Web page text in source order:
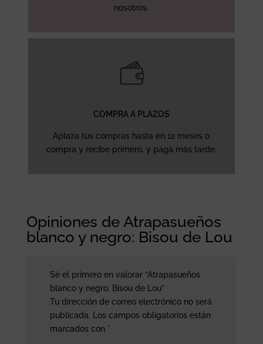
nosotros.
COMPRA A PLAZOS
Aplaza tus compras hasta en 12 meses o
compra y recibe primero, y paga más tarde.
Opiniones de Atrapasueños
blanco y negro: Bisou de Lou
Sé el primero en valorar “Atrapasueños
blanco y negro: Bisou de Lou”
Tu dirección de correo electrónico no será
publicada. Los campos obligatorios están
marcados con *